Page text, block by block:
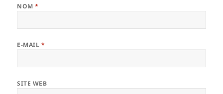
NOM*
E-MAIL *
SITE WEB